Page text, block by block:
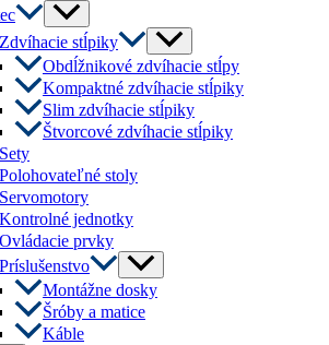
Menu
Toggle
Zdvíhacie stĺpiky
Menu
Toggle
Obdĺžnikové zdvíhacie stĺpy
Kompaktné zdvíhacie stĺpiky
Slim zdvíhacie stĺpiky
Štvorcové zdvíhacie stĺpiky
Sety
Polohovateľné stoly
Servomotory
Kontrolné jednotky
Ovládacie prvky
Príslušenstvo
Menu
Toggle
Montážne dosky
Šróby a matice
Káble